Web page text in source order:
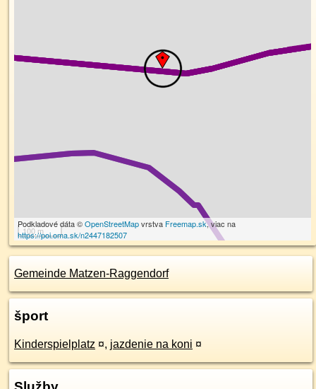
100 m
Podkladové dáta ©OpenStreetMapvrstva Freemap.sk, viac na
https://poi.oma.sk/n2447182507
Gemeinde Matzen-Raggendorf
šport
Kinderspielplatz ¤, jazdenie na koni ¤